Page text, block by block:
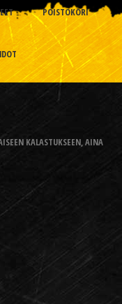
POISTOKORI
KALASTUKSEEN, AINA